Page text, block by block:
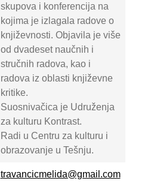
skupova i konferencija na
kojima je izlagala radove o
književnosti. Objavila je više
od dvadeset naučnih i
stručnih radova, kao i
radova iz oblasti književne
kritike.
Suosnivačica je Udruženja
za kulturu Kontrast.
Radi u Centru za kulturu i
obrazovanje u Tešnju.
travancicmelida@gmail.com